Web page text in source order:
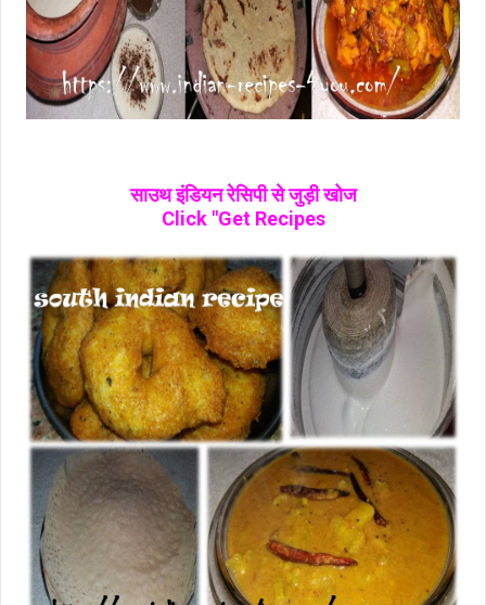
साउथ इंडियन रेसिपी से जुड़ी खोज
Click "Get Recipes